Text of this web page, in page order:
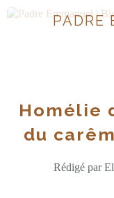
PADRE
Homélie
du
Rédigé par